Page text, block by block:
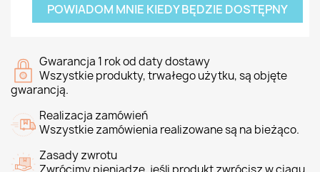
POWIADOM MNIE KIEDY BĘDZIE DOSTĘPNY
Gwarancja 1 rok od daty dostawy
Wszystkie produkty, trwałego użytku, są objęte
gwarancją.
Realizacja zamówień
Wszystkie zamówienia realizowane są na bieżąco.
Zasady zwrotu